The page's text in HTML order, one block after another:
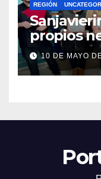
REGIÓN
propios
10 DE MAYO